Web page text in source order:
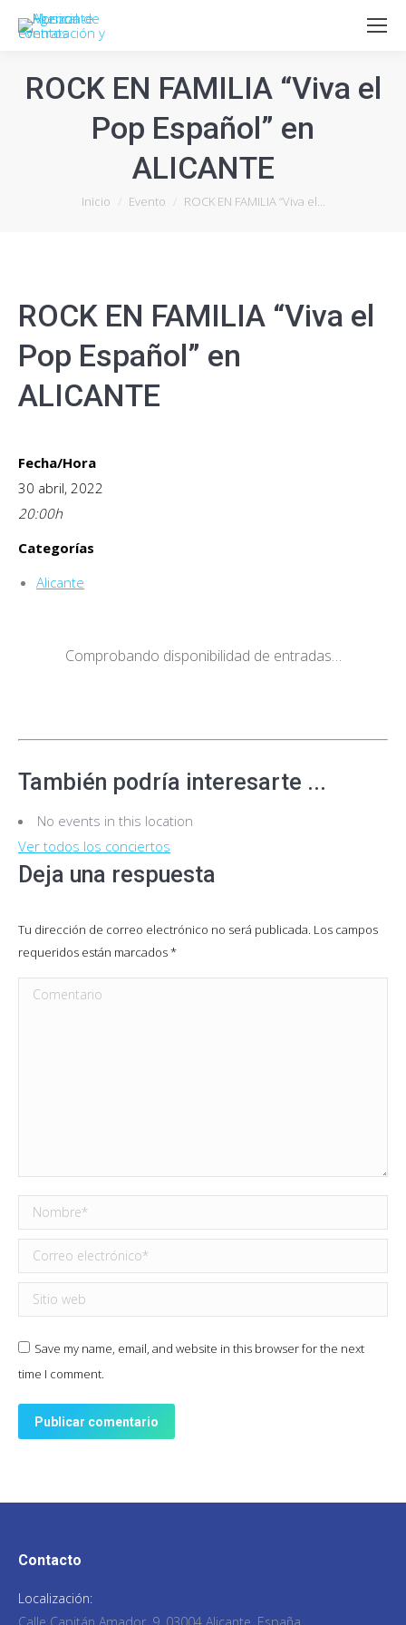
ROCK EN FAMILIA “Viva el
Pop Español” en
ALICANTE
Estás aquí:
Inicio Evento ROCK EN FAMILIA “Viva el…
ROCK EN FAMILIA “Viva el
Pop Español” en
ALICANTE
Fecha/Hora
30 abril, 2022
20:00h
Categorías
Alicante
Comprobando disponibilidad de entradas…
También podría interesarte ...
No events in this location
Ver todos los conciertos
Deja una respuesta
Tu dirección de correo electrónico no será publicada. Los campos
requeridos están marcados*
Comentario
Nombre *
Correo electrónico *
Sitio web
Save my name, email, and website in this browser for the next
time I comment.
Publicar comentario
Contacto
Localización: